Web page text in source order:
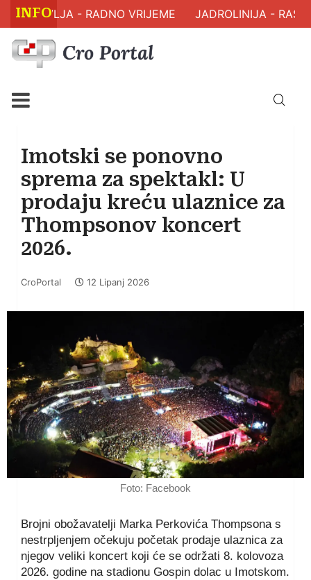
INFO
ZDRAVLJA - RADNO VRIJEME JADROLINIJA -
Imotski se ponovno
sprema za spektakl: U
prodaju kreću ulaznice za
Thompsonov koncert
2026.
CroPortal 12 Lipanj 2026
Foto: Facebook
Brojni obožavatelji Marka Perkovića Thompsona s
nestrpljenjem očekuju početak prodaje ulaznica za
njegov veliki koncert koji će se održati 8. kolovoza
2026. godine na stadionu Gospin dolac u Imotskom.